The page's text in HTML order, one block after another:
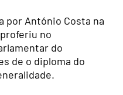
por António Costa na
no
do
de o diploma do